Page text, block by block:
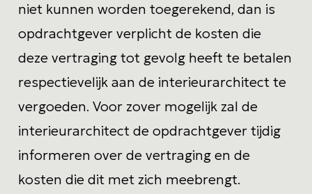
niet kunnen worden toegerekend, dan is
opdrachtgever verplicht de kosten die
deze vertraging tot gevolg heeft te betalen
respectievelijk aan de interieurarchitect te
vergoeden. Voor zover mogelijk zal de
interieurarchitect de opdrachtgever tijdig
informeren over de vertraging en de
kosten die dit met zich meebrengt.